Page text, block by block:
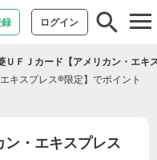
ログイン
ＵＦＪカード【アメリカン・エキ
キスプレス®限定】でポイント
・エキスプレス